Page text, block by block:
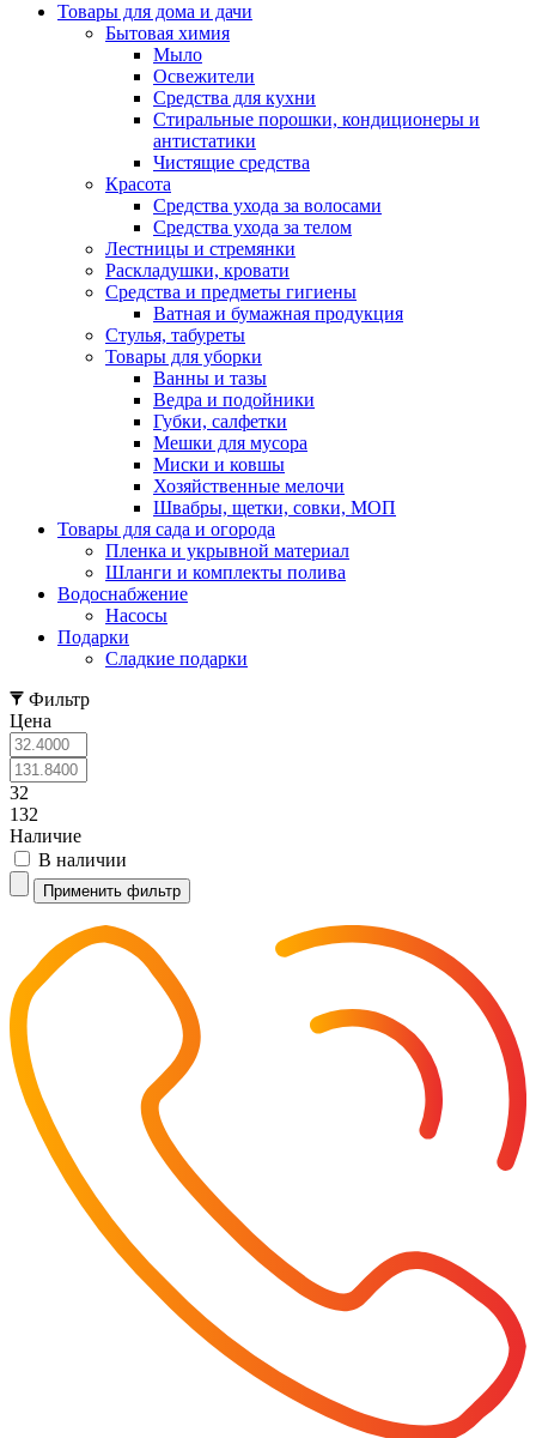
Товары для дома и дачи
Бытовая химия
Мыло
Освежители
Средства для кухни
Стиральные порошки, кондиционеры и
антистатики
Чистящие средства
Красота
Средства ухода за волосами
Средства ухода за телом
Лестницы и стремянки
Раскладушки, кровати
Средства и предметы гигиены
Ватная и бумажная продукция
Стулья, табуреты
Товары для уборки
Ванны и тазы
Ведра и подойники
Губки, салфетки
Мешки для мусора
Миски и ковшы
Хозяйственные мелочи
Швабры, щетки, совки, МОП
Товары для сада и огорода
Пленка и укрывной материал
Шланги и комплекты полива
Водоснабжение
Насосы
Подарки
Cладкие подарки
Фильтр
Цена
32
132
Наличие
В наличии